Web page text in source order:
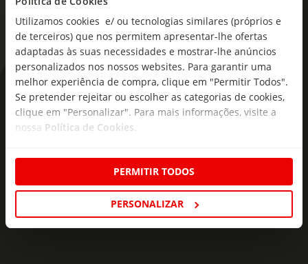
Utilizamos cookies e/ ou tecnologias similares (próprios e
de terceiros) que nos permitem apresentar-lhe ofertas
adaptadas às suas necessidades e mostrar-lhe anúncios
personalizados nos nossos websites. Para garantir uma
melhor experiência de compra, clique em "Permitir Todos".
Se pretender rejeitar ou escolher as categorias de cookies,
clique em "Personalizar". Para mais informações, visite a
nossa Política de Cookies
PERMITIR TODOS
PERSONALIZAR
As novidades mais frescas no
seu e-mail!
ofertas e novidades para si.
Insira o seu e-